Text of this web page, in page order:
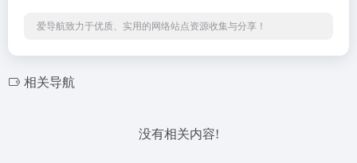
爱导航致力于优质、实用的网络站点资源收集与分享！
相关导航
没有相关内容!